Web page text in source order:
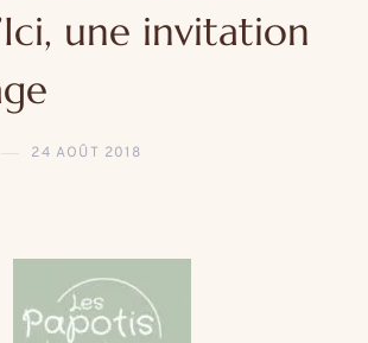
une invitation
24 AOÛT 2018